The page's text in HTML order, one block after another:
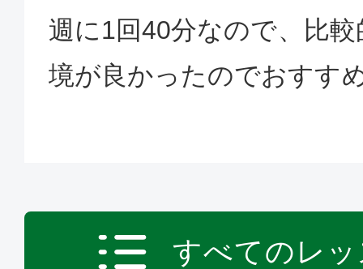
週に1回40分なので、比
境が良かったのでおすす
すべてのレ